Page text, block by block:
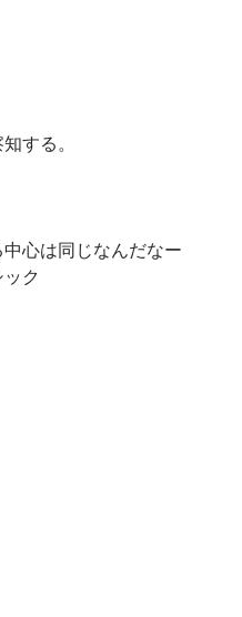
する。
心は同じなんだなー
ク